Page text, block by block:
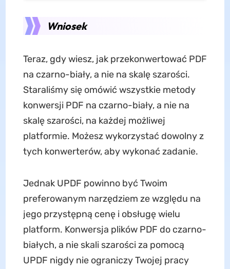
Wniosek
Teraz, gdy wiesz, jak przekonwertować PDF
na czarno-biały, a nie na skalę szarości.
Staraliśmy się omówić wszystkie metody
konwersji PDF na czarno-biały, a nie na
skalę szarości, na każdej możliwej
platformie. Możesz wykorzystać dowolny z
tych konwerterów, aby wykonać zadanie.
Jednak UPDF powinno być Twoim
preferowanym narzędziem ze względu na
jego przystępną cenę i obsługę wielu
platform. Konwersja plików PDF do czarno-
białych, a nie skali szarości za pomocą
UPDF nigdy nie ograniczy Twojej pracy